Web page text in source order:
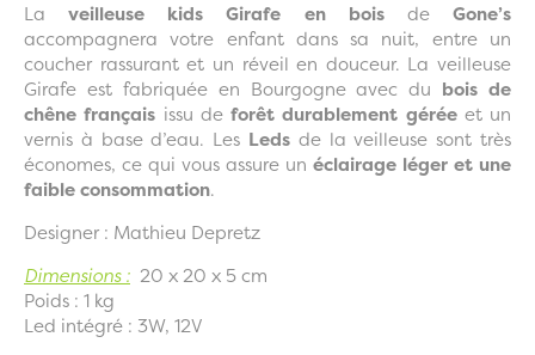
Laveilleuse kids Girafe en boisdeGone’s
accompagnera votre enfant dans sa nuit, entre un
coucher rassurant et un réveil en douceur. La veilleuse
Girafe est fabriquée en Bourgogne avec du bois de
chêne français issu de forêt durablement géréeet un
vernis à base d’eau. Les Leds de la veilleuse sont très
économes, ce qui vous assure un éclairage léger et une
faible consommation.
Designer : Mathieu Depretz
Dimensions : 20 x 20 x 5 cm
Poids : 1 kg
Led intégré : 3W, 12V